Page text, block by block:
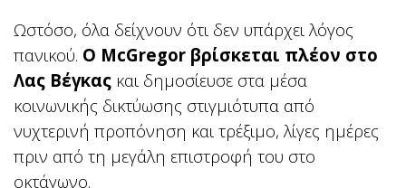
Ωστόσο, όλα δείχνουν ότι δεν υπάρχει λόγος
πανικού. Ο McGregor βρίσκεται πλέον στο
Λας Βέγκας και δημοσίευσε στα μέσα
κοινωνικής δικτύωσης στιγμιότυπα από
νυχτερινή προπόνηση και τρέξιμο, λίγες ημέρες
πριν από τη μεγάλη επιστροφή του στο
οκτάγωνο.